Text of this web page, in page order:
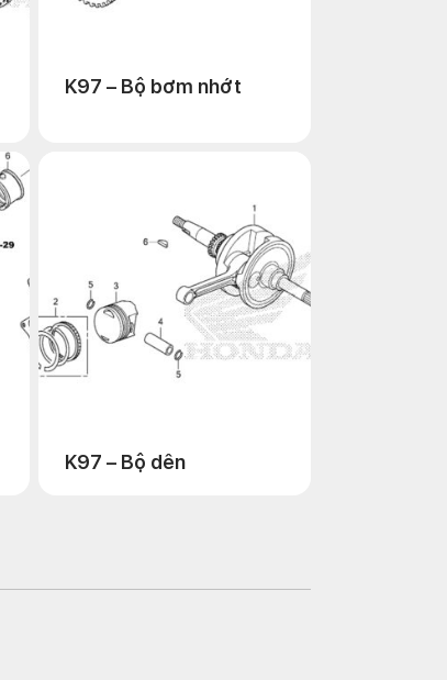
K97 – Bộ bơm nhớt
K97 – Bộ dên